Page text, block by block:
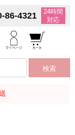
86-4321
24時間
対応
検索